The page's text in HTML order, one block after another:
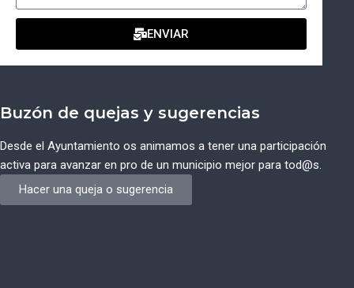
ENVIAR
Buzón de quejas y sugerencias
Desde el Ayuntamiento os animamos a tener una participación
activa para avanzar en pro de un municipio mejor para tod@s.
Hacer una queja o sugerencia